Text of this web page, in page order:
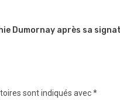
Dumornay après sa
sont indiqués avec*